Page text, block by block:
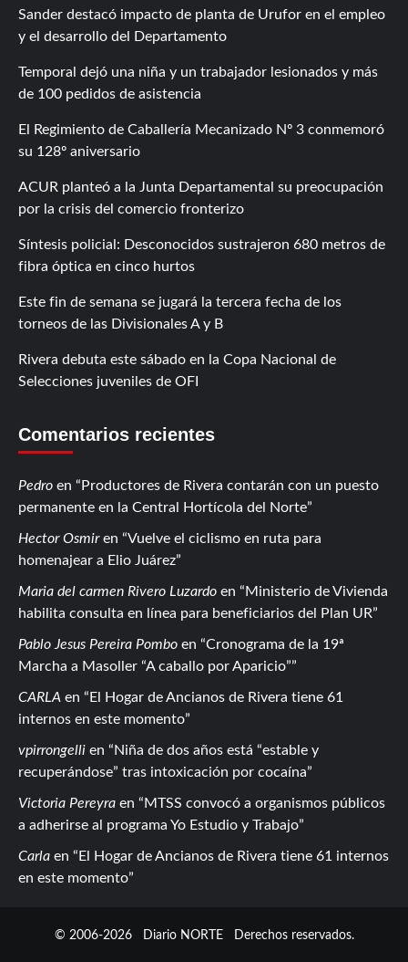
Sander destacó impacto de planta de Urufor en el empleo
y el desarrollo del Departamento
Temporal dejó una niña y un trabajador lesionados y más
de 100 pedidos de asistencia
El Regimiento de Caballería Mecanizado Nº 3 conmemoró
su 128º aniversario
ACUR planteó a la Junta Departamental su preocupación
por la crisis del comercio fronterizo
Síntesis policial: Desconocidos sustrajeron 680 metros de
fibra óptica en cinco hurtos
Este fin de semana se jugará la tercera fecha de los
torneos de las Divisionales A y B
Rivera debuta este sábado en la Copa Nacional de
Selecciones juveniles de OFI
Comentarios recientes
Pedro en
Productores de Rivera contarán con un puesto
permanente en la Central Hortícola del Norte
Hector Osmiren
Vuelve el ciclismo en ruta para
homenajear a Elio Juárez
Maria del carmen Rivero Luzardo en
Ministerio de Vivienda
habilita consulta en línea para beneficiarios del Plan UR
Pablo Jesus Pereira Pombo en
Cronograma de la 19ª
Marcha a Masoller “A caballo por Aparicio”
CARLA en
El Hogar de Ancianos de Rivera tiene 61
internos en este momento
vpirrongelli en
Niña de dos años está “estable y
recuperándose” tras intoxicación por cocaína
Victoria Pereyra en
MTSS convocó a organismos públicos
a adherirse al programa Yo Estudio y Trabajo
Carla en
El Hogar de Ancianos de Rivera tiene 61 internos
en este momento
© 2006-2026 Diario NORTEDerechos reservados.